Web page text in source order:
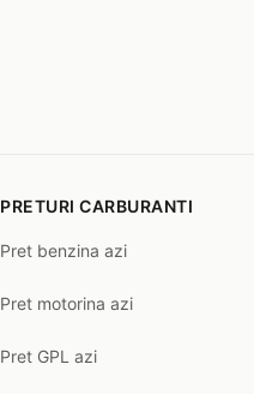
PRETURI CARBURANTI
Pret benzina azi
Pret motorina azi
Pret GPL azi